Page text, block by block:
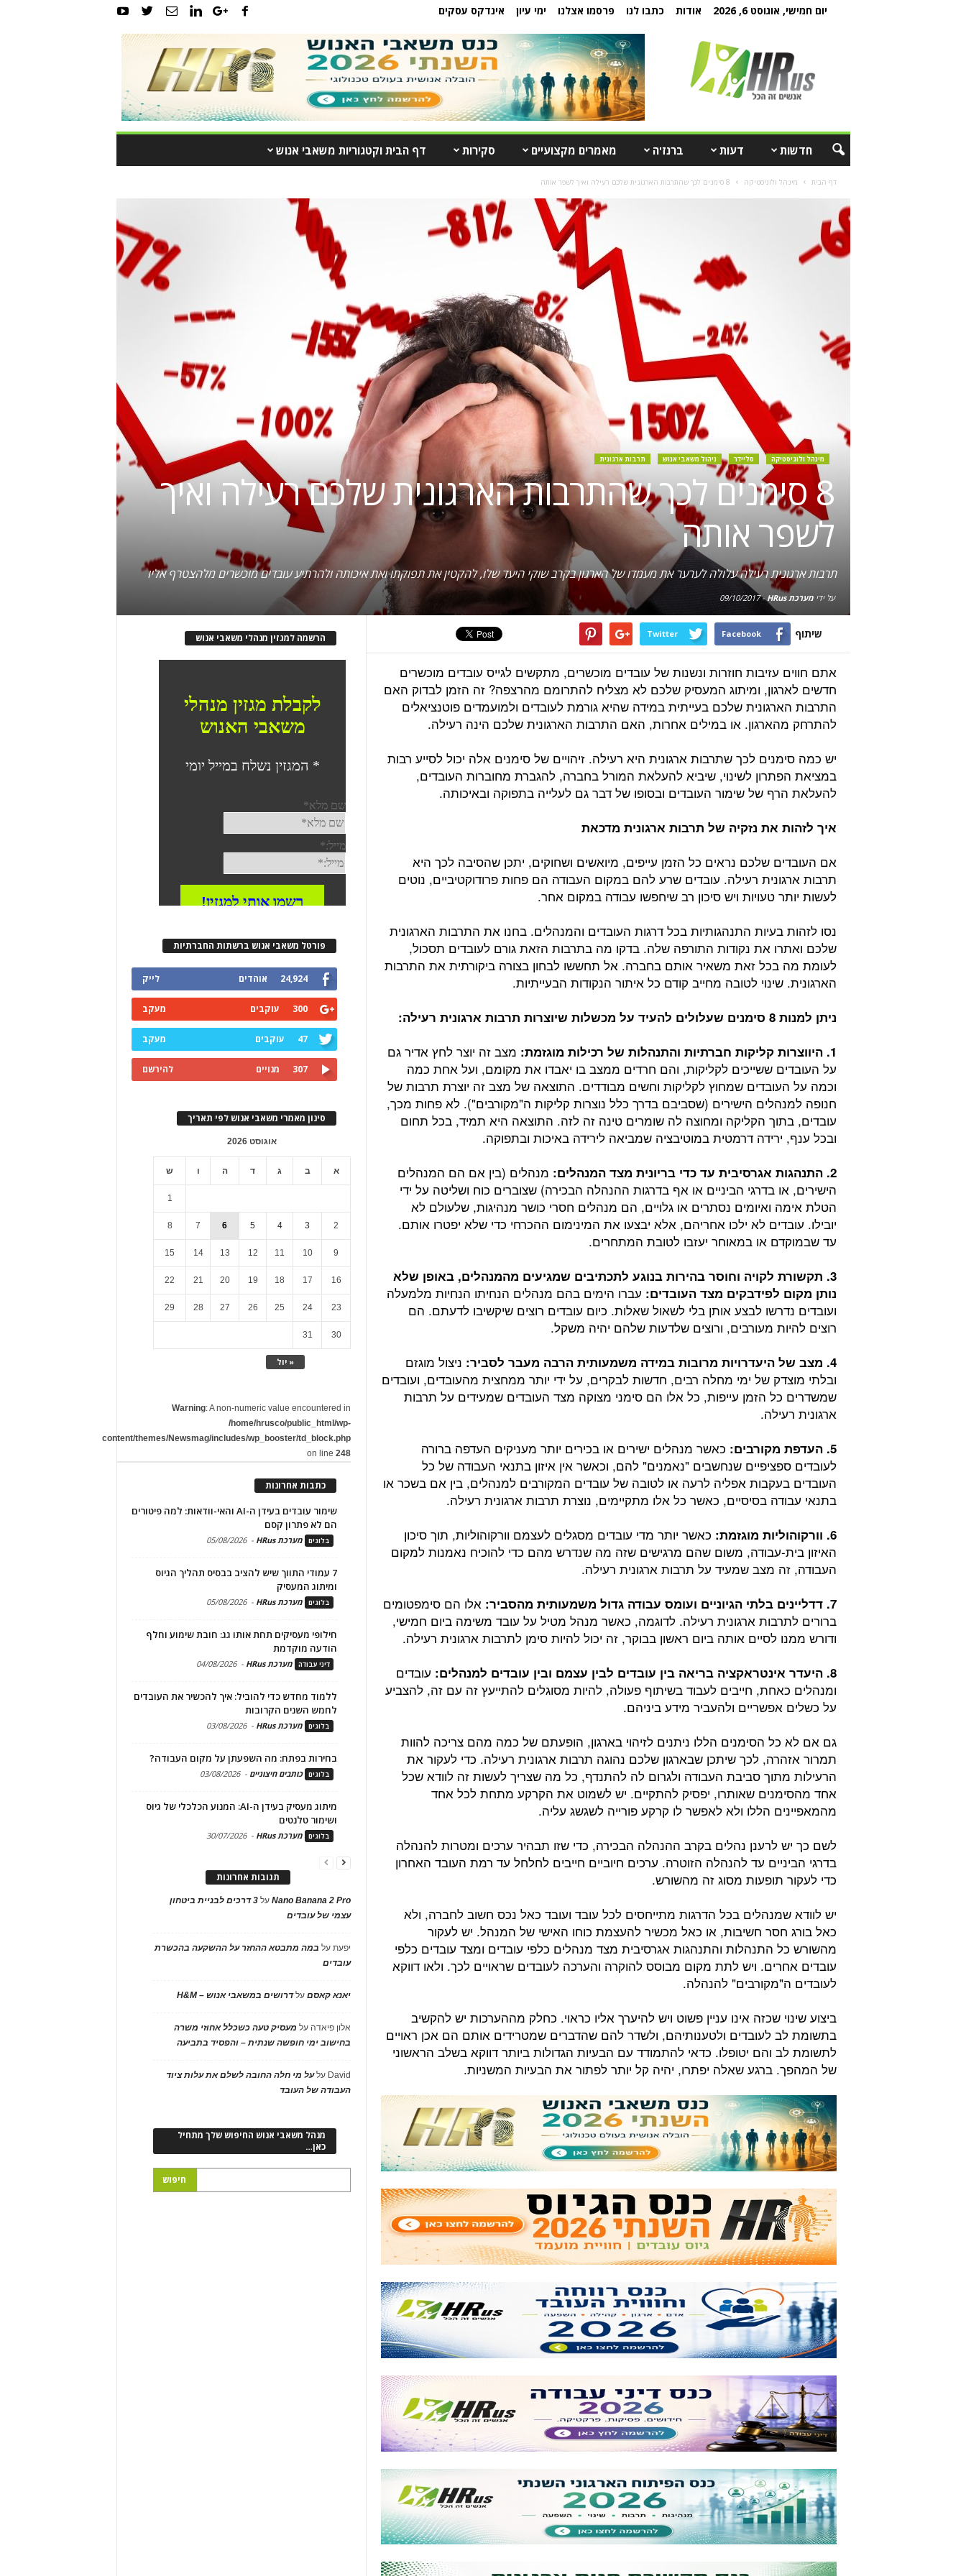
יום חמישי, אוגוסט 6, 2026 אודות כתבו לנו פרסמו אצלנו ימי עיון אינדקס עסקים
חדשות דעות ברנז'ה מאמרים מקצועיים סקירות דף הבית וקטגוריות משאבי אנוש
דף הבית מינהל ולוגיסטיקה 8 סימנים לכך שהתרבות הארגונית שלכם רעילה ואיך לשפר אותה
מינהל ולוגיסטיקה סליידר ניהול משאבי אנוש תרבות ארגונית
8 סימנים לכך שהתרבות הארגונית שלכם רעילה ואיך
לשפר אותה
תרבות ארגונית רעילה עלולה לערער את מעמדו של הארגון בקרב שוקי היעד שלו, להקטין את תפוקתו ואת איכותה ולהרתיע עובדים מוכשרים מלהצטרף אליו
על ידימערכת HRus -
09/10/2017
שיתוף Facebook
Twitter
אתם חווים עזיבות חוזרות ונשנות של עובדים מוכשרים, מתקשים לגייס עובדים מוכשרים
חדשים לארגון, ומיתוג המעסיק שלכם לא מצליח להתרומם מהרצפה? זה הזמן לבדוק האם
התרבות הארגונית שלכם בעייתית במידה שהיא גורמת לעובדים ולמועמדים פוטנציאלים
להתרחק מהארגון. או במילים אחרות, האם התרבות הארגונית שלכם הינה רעילה.
יש כמה סימנים לכך שתרבות ארגונית היא רעילה. זיהויים של סימנים אלה יכול לסייע רבות
במציאת הפתרון לשינוי, שיביא להעלאת המורל בחברה, להגברת מחוברות העובדים,
להעלאת הרף של שימור העובדים ובסופו של דבר גם לעלייה בתפוקה ובאיכותה.
איך לזהות את נזקיה של תרבות ארגונית מדכאת
אם העובדים שלכם נראים כל הזמן עייפים, מיואשים ושחוקים, יתכן שהסיבה לכך היא
תרבות ארגונית רעילה. עובדים שרע להם במקום העבודה הם פחות פרודוקטיביים, נוטים
לעשות יותר טעויות ויש סיכון רב שיחפשו עבודה במקום אחר.
נסו לזהות בעיות התנהגותיות בכל דרגות העובדים והמנהלים. בחנו את התרבות הארגונית
שלכם ואתרו את נקודות התורפה שלה. בדקו מה בתרבות הזאת גורם לעובדים תסכול,
לעומת מה בכל זאת משאיר אותם בחברה. אל תחששו לבחון בצורה ביקורתית את התרבות
הארגונית. שינוי לטובה מחייב קודם כל איתור הנקודות הבעייתיות.
ניתן למנות 8 סימנים שעלולים להעיד על מכשלות שיוצרות תרבות ארגונית רעילה:
1. היווצרות קליקות חברתיות והתנהלות של רכילות מוגזמת:
מצב זה יוצר לחץ אדיר גם
על העובדים ששייכים לקליקות, והם חרדים ממצב בו יאבדו את מקומם, ועל אחת כמה
וכמה על העובדים שמחוץ לקליקות וחשים מבודדים. התוצאה של מצב זה יוצרת תרבות של
חנופה למנהלים הישירים (שסביבם בדרך כלל נוצרות קליקות ה"מקורבים"). לא פחות מכך,
עובדים, בתוך הקליקה ומחוצה לה שומרים טינה זה לזה. התוצאה היא תמיד, בכל תחום
ובכל ענף, ירידה דרמטית במוטיבציה שמביאה לירידה באיכות ובתפוקה.
2. התנהגות אגרסיבית עד כדי בריונית מצד המנהלים:
מנהלים (בין אם הם המנהלים
הישירים, או בדרגי הביניים או אף בדרגות ההנהלה הבכירה) שצוברים כוח ושליטה על ידי
הטלת אימה ואיומים נסתרים או גלויים, הם מנהלים חסרי כושר מנהיגות, שלעולם לא
יובילו. עובדים לא ילכו אחריהם, אלא יבצעו את המינימום ההכרחי כדי שלא יפטרו אותם.
עד שבמוקדם או במאוחר יעזבו לטובת המתחרים.
3. תקשורת לקויה וחוסר בהירות בנוגע לתכתיבים שמגיעים מהמנהלים, באופן שלא
נותן מקום לפידבקים מצד העובדים: עברו הימים בהם מנהלים הנחיתו הנחיות מלמעלה
ועובדים נדרשו לבצע אותן בלי לשאול שאלות. כיום עובדים רוצים שיקשיבו לדעתם. הם
רוצים להיות מעורבים, ורוצים שלדעות שלהם יהיה משקל.
4. מצב של היעדרויות מרובות במידה משמעותית הרבה מעבר לסביר:
ניצול מוגזם
ובלתי מוצדק של ימי מחלה רבים, חדשות לבקרים, על ידי יותר ממחצית מהעובדים, ועובדים
שמשדרים כל הזמן עייפות, כל אלו הם סימני מצוקה מצד העובדים שמעידים על תרבות
ארגונית רעילה.
5. העדפת מקורבים:
כאשר מנהלים ישירים או בכירים יותר מעניקים העדפה ברורה
לעובדים ספציפיים שנחשבים "נאמנים" להם, וכאשר אין איזון בתנאי העבודה של כל
העובדים בעקבות אפליה לרעה או לטובה של עובדים המקורבים למנהלים, בין אם בשכר או
בתנאי עבודה בסיסיים, כאשר כל אלו מתקיימים, נוצרת תרבות ארגונית רעילה.
6. וורקוהוליות מוגזמת:
כאשר יותר מדי עובדים מסגלים לעצמם וורקוהוליות, תוך סיכון
האיזון בית-עבודה, משום שהם מרגישים שזה מה שנדרש מהם כדי להוכיח נאמנות למקום
העבודה, זה מצב שמעיד על תרבות ארגונית רעילה.
7. דדליינים בלתי הגיוניים ועומס עבודה גדול משמעותית מהסביר:
אלו הם סימפטומים
ברורים לתרבות ארגונית רעילה. לדוגמה, כאשר מנהל מטיל על עובד משימה ביום חמישי,
ודורש ממנו לסיים אותה ביום ראשון בבוקר, זה יכול להיות סימן לתרבות ארגונית רעילה.
8. היעדר אינטראקציה בריאה בין עובדים לבין עצמם ובין עובדים למנהלים:
עובדים
ומנהלים כאחת, חייבים לעבוד בשיתוף פעולה, להיות מסוגלים להתייעץ זה עם זה, להצביע
על כשלים אפשריים ולהעביר מידע ביניהם.
גם אם לא כל הסימנים הללו ניתנים לזיהוי בארגון, הופעתם של כמה מהם צריכה להוות
תמרור אזהרה, לכך שיתכן שבארגון שלכם נהוגה תרבות ארגונית רעילה. כדי לעקור את
הרעילות מתוך סביבת העבודה ולגרום לה להתנדף, כל מה שצריך לעשות זה לוודא שכל
אחד מהסימנים שאותרו, יפסיק להתקיים. יש לשמוט את הקרקע מתחת לכל אחד
מהמאפיינים הללו ולא לאפשר לו קרקע פורייה לשגשג עליה.
לשם כך יש לרענן נהלים בקרב ההנהלה הבכירה, כדי שזו תבהיר ערכים ומטרות להנהלה
בדרגי הביניים עד להנהלה הזוטרה. ערכים חיוביים חייבים לחלחל עד רמת העובד האחרון
כדי לעקור תופעות מסוג זה מהשורש.
יש לוודא שמנהלים בכל הדרגות מתייחסים לכל עובד ועובד כאל נכס חשוב לחברה, ולא
כאל בורג חסר חשיבות, או כאל מכשיר להעצמת כוחו האישי של המנהל. יש לעקור
מהשורש כל התנהלות והתנהגות אגרסיבית מצד מנהלים כלפי עובדים ומצד עובדים כלפי
עובדים אחרים. ויש לתת מקום מבוסס להוקרה והערכה לעובדים שראויים לכך. ולאו דווקא
לעובדים ה"מקורבים" להנהלה.
ביצוע שינוי שכזה אינו עניין פשוט ויש להיערך אליו כראוי. כחלק מההערכות יש להקשיב
בתשומת לב לעובדים ולטענותיהם, ולשדר להם שהדברים שמטרידים אותם הם אכן ראויים
לתשומת לב והם יטופלו. כדאי להתמודד עם הבעיות הגדולות ביותר דווקא בשלב הראשוני
של המהפך. ברגע שאלה יפתרו, יהיה קל יותר לפתור את הבעיות המשניות.
הרשמה למגזין מנהלי משאבי אנוש
פורטל משאבי אנוש ברשתות החברתיות
24,924 אוהדים לייק
300 עוקבים מעקב
47 עוקבים מעקב
307 מנויים להירשם
סינון מאמרי משאבי אנוש לפי תאריך
אוגוסט 2026
א ב ג ד ה ו ש
« יול
1
2
3
4
5
6
7
8
9
10
11
12
13
14
15
16
17
18
19
20
21
22
23
24
25
26
27
28
29
30
31
Warning: A non-numeric value encountered in
/home/hrusco/public_html/wp-
content/themes/Newsmag/includes/wp_booster/td_block.php
on line248
כתבות אחרונות
שימור עובדים בעידן ה-AI והאי-וודאות: למה פיטורים
הם לא פתרון קסם
בלוגים מערכת HRus -
05/08/2026
7 עמודי התווך שיש להציב בבסיס תהליך הגיוס
ומיתוג המעסיק
בלוגים מערכת HRus -
05/08/2026
חילופי מעסיקים תחת אותו גג: חובת שימוע וחלף
הודעה מוקדמת
דיני עבודה מערכת HRus -
04/08/2026
ללמוד מחדש כדי להוביל: איך להכשיר את העובדים
לחמש השנים הקרובות
בלוגים מערכת HRus -
03/08/2026
בחירות בפתח: מה השפעתן על מקום העבודה?
בלוגים כותבים חיצוניים -
03/08/2026
מיתוג מעסיק בעידן ה-AI: המנוע הכלכלי של גיוס
ושימור טלנטים
בלוגים מערכת HRus -
30/07/2026
תגובות אחרונות
Nano Banana 2 Proעל
3 דרכים לבניית ביטחון
עצמי של עובדים
יפעתעל במה מתבטא ההחזר על ההשקעה בהכשרת
עובדים
יאנא קאסםעלדרושים במשאבי אנוש – H&M
אלון פיאדה על מעסיק טעה כשכלל אחוזי משרה
בחישוב ימי חופשה שנתית – והפסיד בתביעה
David עלעל מי חלה החובה לשלם את עלות ציוד
העבודה של העובד
מנהל משאבי אנוש החיפוש שלך מתחיל
כאן…